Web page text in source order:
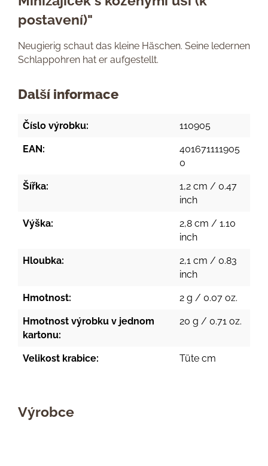
postavení)"
Neugierig schaut das kleine Häschen. Seine ledernen
Schlappohren hat er aufgestellt.
Další informace
Číslo výrobku: 110905
EAN:
401671111905
0
Šířka:
1,2 cm / 0.47
inch
Výška:
2,8 cm / 1.10
inch
Hloubka:
2,1 cm / 0.83
inch
Hmotnost: 2 g / 0.07 oz.
Hmotnost výrobku v jednom
kartonu:
20 g / 0.71 oz.
Velikost krabice: Tüte cm
Výrobce